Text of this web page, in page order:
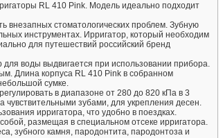
RL 410 Pink. Модель идеально подходит
внезапных стоматологических проблем. Зубную
инструментах. Ирригатор, который необходим
для путешествий российский бренд
воды выдвигается при использовании прибора.
Длина корпуса RL 410 Pink в собранном
сумке.
в диапазоне от 280 до 820 кПа в 3
чувствительными зубами, для укрепления десен.
ирригатора, что удобно в поездках.
размещая в специальном отсеке ирригатора.
зубного камня, пародонтита, пародонтоза и